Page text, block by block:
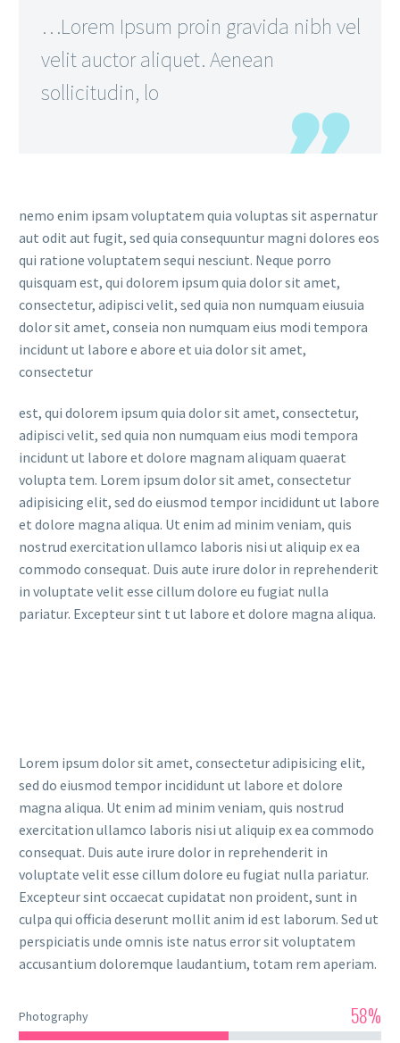
…Lorem Ipsum proin gravida nibh vel
velit auctor aliquet. Aenean
sollicitudin, lo
nemo enim ipsam voluptatem quia voluptas sit aspernatur
aut odit aut fugit, sed quia consequuntur magni dolores eos
qui ratione voluptatem sequi nesciunt. Neque porro
quisquam est, qui dolorem ipsum quia dolor sit amet,
consectetur, adipisci velit, sed quia non numquam eiusuia
dolor sit amet, conseia non numquam eius modi tempora
incidunt ut labore e abore et uia dolor sit amet,
consectetur
est, qui dolorem ipsum quia dolor sit amet, consectetur,
adipisci velit, sed quia non numquam eius modi tempora
incidunt ut labore et dolore magnam aliquam quaerat
volupta tem. Lorem ipsum dolor sit amet, consectetur
adipisicing elit, sed do eiusmod tempor incididunt ut labore
et dolore magna aliqua. Ut enim ad minim veniam, quis
nostrud exercitation ullamco laboris nisi ut aliquip ex ea
commodo consequat. Duis aute irure dolor in reprehenderit
in voluptate velit esse cillum dolore eu fugiat nulla
pariatur. Excepteur sint t ut labore et dolore magna aliqua.
Lorem ipsum dolor sit amet, consectetur adipisicing elit,
sed do eiusmod tempor incididunt ut labore et dolore
magna aliqua. Ut enim ad minim veniam, quis nostrud
exercitation ullamco laboris nisi ut aliquip ex ea commodo
consequat. Duis aute irure dolor in reprehenderit in
voluptate velit esse cillum dolore eu fugiat nulla pariatur.
Excepteur sint occaecat cupidatat non proident, sunt in
culpa qui officia deserunt mollit anim id est laborum. Sed ut
perspiciatis unde omnis iste natus error sit voluptatem
accusantium doloremque laudantium, totam rem aperiam.
Photography 58%